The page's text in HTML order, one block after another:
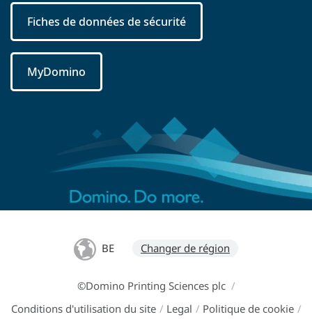
Fiches de données de sécurité
MyDomino
BE Changer de région
©Domino Printing Sciences plc /
Conditions d'utilisation du site / Legal / Politique de cookie /